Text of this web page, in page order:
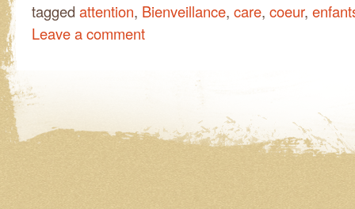
tagged attention, Bienveillance, care, coeur,
Leave a comment